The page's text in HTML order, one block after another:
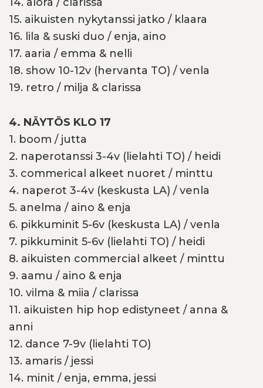
15. aikuisten nykytanssi jatko / klaara
16. lila & suski duo / enja, aino
17. aaria / emma & nelli
18. show 10-12v (hervanta TO) / venla
19. retro / milja & clarissa
4. NÄYTÖS KLO 17
1. boom / jutta
2. naperotanssi 3-4v (lielahti TO) / heidi
3. commerical alkeet nuoret / minttu
4. naperot 3-4v (keskusta LA) / venla
5. anelma / aino & enja
6. pikkuminit 5-6v (keskusta LA) / venla
7. pikkuminit 5-6v (lielahti TO) / heidi
8. aikuisten commercial alkeet / minttu
9. aamu / aino & enja
10. vilma & miia / clarissa
11. aikuisten hip hop edistyneet / anna &
anni
12. dance 7-9v (lielahti TO)
13. amaris / jessi
14. minit / enja, emma, jessi